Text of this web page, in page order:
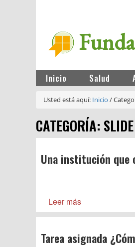
Inicio Salud
Usted está aquí: Inicio /
CATEGORÍA: SLIDE
Una institución que
Leer más
Tarea asignada